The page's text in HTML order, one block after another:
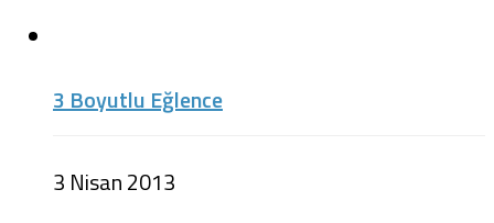
3 Boyutlu Eğlence
3 Nisan 2013